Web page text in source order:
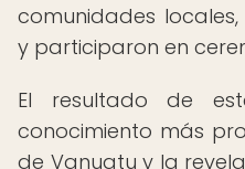
comunidades
y participaron en
El resultado de
conocimiento más
de Vanuatu y la